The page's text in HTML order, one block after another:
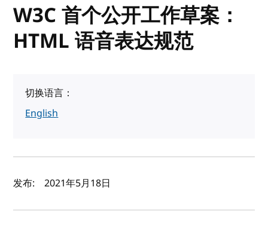
W3C 首个公开工作草案：
HTML 语音表达规范
切换语言：
English
作者及发布日期
发布: 2021年5月18日